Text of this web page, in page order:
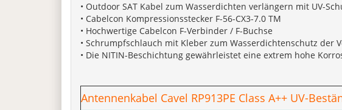
• Outdoor SAT Kabel zum Wasserdichten verlängern mit UV-
• Cabelcon Kompressionsstecker F-56-CX3-7.0 TM
• Hochwertige Cabelcon F-Verbinder / F-Buchse
• Schrumpfschlauch mit Kleber zum Wasserdichtenschutz der
• Die NITIN-Beschichtung gewährleistet eine extrem hohe
Antennenkabel Cavel RP913PE Class A++ UV-